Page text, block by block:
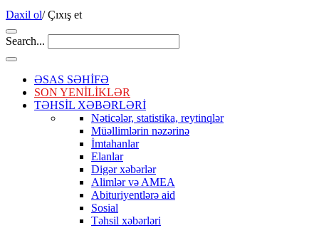
Daxil ol/Çıxış et
Search...
ƏSAS SƏHİFƏ
SON YENİLİKLƏR
TƏHSİL XƏBƏRLƏRİ
Nəticələr, statistika, reytinqlər
Müəllimlərin nəzərinə
İmtahanlar
Elanlar
Digər xəbərlər
Alimlər və AMEA
Abituriyentlərə aid
Sosial
Təhsil xəbərləri